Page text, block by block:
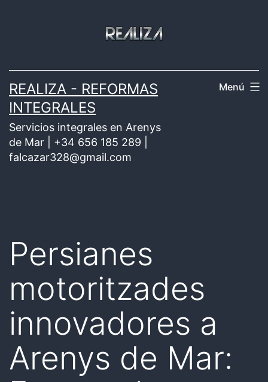
REALIZA - REFORMAS
INTEGRALES
Servicios integrales en Arenys
de Mar | +34 656 185 289 |
falcazar328@gmail.com
Menú
Persianes
motoritzades
innovadores a
Arenys de Mar: